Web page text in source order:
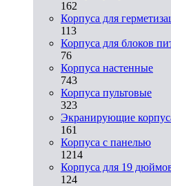
162
Корпуса для
113
Корпуса для блоков
76
Корпуса настенные
743
Корпуса пультовые
323
Экранирующие
161
Корпуса с панелью
1214
Корпуса для 19
124